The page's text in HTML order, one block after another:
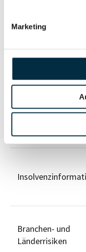
Marketing
PEP- und
Branchen- und
Länderrisiken